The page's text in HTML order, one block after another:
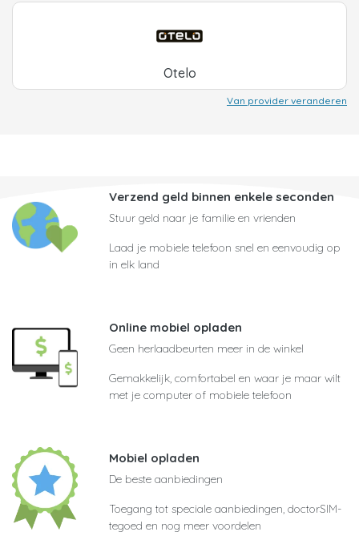
Otelo
Van provider veranderen
Verzend geld binnen enkele seconden
Stuur geld naar je familie en vrienden
Laad je mobiele telefoon snel en eenvoudig op
in elk land
Online mobiel opladen
Geen herlaadbeurten meer in de winkel
Gemakkelijk, comfortabel en waar je maar wilt
met je computer of mobiele telefoon
Mobiel opladen
De beste aanbiedingen
Toegang tot speciale aanbiedingen, doctorSIM-
tegoed en nog meer voordelen